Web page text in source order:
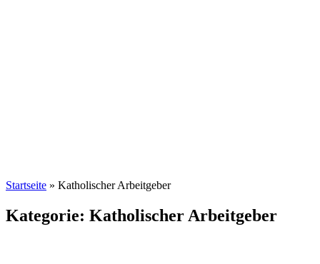
Startseite » Katholischer Arbeitgeber
Kategorie: Katholischer Arbeitgeber